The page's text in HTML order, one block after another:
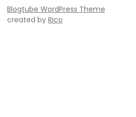
Blogtube WordPress Theme
created by Rico